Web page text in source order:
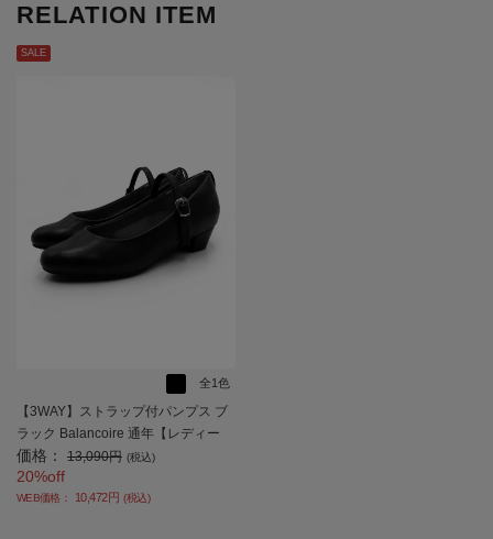
RELATION ITEM
SALE
全1色
【3WAY】ストラップ付パンプス ブ
ラック Balancoire 通年【レディー
ス】
価格： 13,090円 (税込)
20%off
WEB価格： 10,472円 (税込)